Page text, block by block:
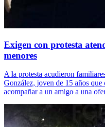
Exigen con protesta
menores
A la protesta acudieron
González, joven de 15 años
acompañar a un amigo a una